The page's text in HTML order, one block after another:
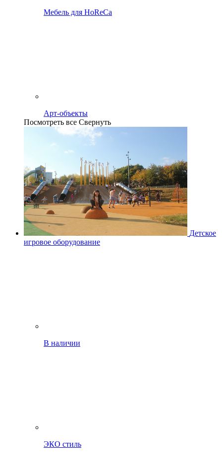
Мебель для HoReCa
Арт-объекты
Посмотреть все Свернуть
Детское
игровое оборудование
В наличии
ЭКО стиль